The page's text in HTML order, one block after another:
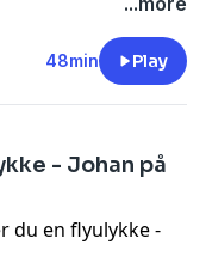
og dine valg
48min Play
- Johan på
du en flyulykke -